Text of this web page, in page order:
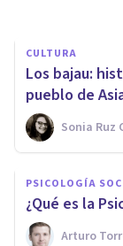
CULTURA
Los bajau:
pueblo de
Sonia Ruz
PSICOLOGÍA
¿Qué es la
Arturo
BIOGRAFÍAS
Franz